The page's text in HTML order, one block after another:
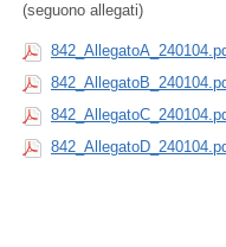
(seguono allegati)